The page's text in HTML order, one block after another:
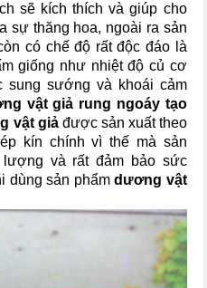
sẽ kích thích và giúp cho
sự thăng hoa, ngoài ra sản
có chế độ rất độc đáo là
giống như nhiệt độ củ cơ
sung sướng và khoái cảm
vật giả rung ngoáy tạo
vật giảđược sản xuất theo
kín chính vì thế mà sản
lượng và rất đảm bảo sức
dùng sản phẩmdương vật